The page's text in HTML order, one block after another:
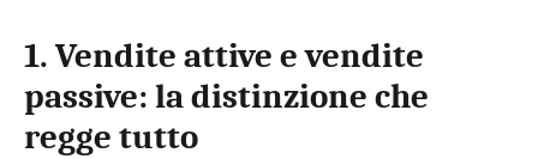
1. Vendite attive e vendite
passive: la distinzione che
regge tutto